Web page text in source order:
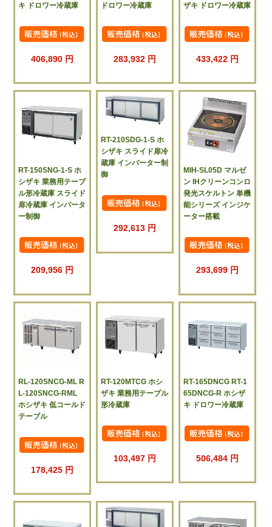
キ ドロワー冷蔵庫
406,890 円
ドロワー冷蔵庫
283,932 円
ザキ ドロワー冷蔵庫
433,422 円
RT-150SNG-1-S ホ
シザキ 業務用テーブ
ル形冷蔵庫 スライド
扉冷蔵庫 インバータ
ー制御
209,956 円
RT-210SDG-1-S ホ
シザキ スライド扉冷
蔵庫 インバーター制
御
292,613 円
MIH-SL05D マルゼ
ン IHクリーンコンロ
発光スケルトン 単機
能シリーズ インジケ
ーター搭載
293,699 円
RL-120SNCG-ML R
L-120SNCG-RML
ホシザキ 低コールド
テーブル
178,425 円
RT-120MTCG ホシ
ザキ 業務用テーブル
形冷蔵庫
103,497 円
RT-165DNCG RT-1
65DNCG-R ホシザ
キ ドロワー冷蔵庫
506,484 円